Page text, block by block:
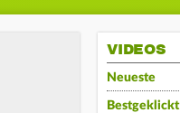
VIDEOS
Neueste
Bestgeklickt